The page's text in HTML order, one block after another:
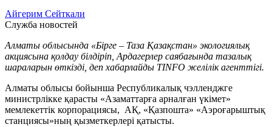
Айгерим Сейткали
Служба новостей
Алматы облысында «Бірге – Таза Қазақстан» экологиялық
акциясына қолдау білдіріп, Ардагерлер саябағында тазалық
шараларын өткізді, деп хабарлайды TINFO желілік агенттігі.
Алматы облысы бойынша Республикалық чэлленджге
министрлікке қарасты «Азаматтарға арналған үкімет»
мемлекеттік корпорациясы, АҚ, «Қазпошта» «Аэроғарыштық
станциясы»ның қызметкерлері қатысты.